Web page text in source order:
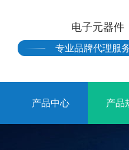
电子元器件
专业品牌代理服
产品中心 产品